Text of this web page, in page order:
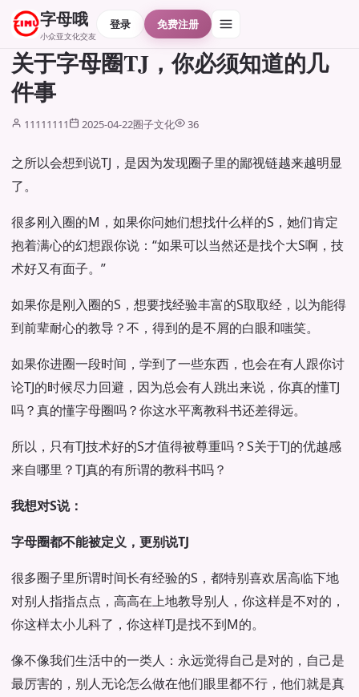
字母哦
小众亚文化交友
登录 免费注册
关于字母圈TJ，你必须知道的几
件事
11111111 2025-04-22圈子文化 36
之所以会想到说TJ，是因为发现圈子里的鄙视链越来越明显
了。
很多刚入圈的M，如果你问她们想找什么样的S，她们肯定
抱着满心的幻想跟你说：“如果可以当然还是找个大S啊，技
术好又有面子。”
如果你是刚入圈的S，想要找经验丰富的S取取经，以为能得
到前辈耐心的教导？不，得到的是不屑的白眼和嗤笑。
如果你进圈一段时间，学到了一些东西，也会在有人跟你讨
论TJ的时候尽力回避，因为总会有人跳出来说，你真的懂TJ
吗？真的懂字母圈吗？你这水平离教科书还差得远。
所以，只有TJ技术好的S才值得被尊重吗？S关于TJ的优越感
来自哪里？TJ真的有所谓的教科书吗？
我想对S说：
字母圈都不能被定义，更别说TJ
很多圈子里所谓时间长有经验的S，都特别喜欢居高临下地
对别人指指点点，高高在上地教导别人，你这样是不对的，
你这样太小儿科了，你这样TJ是找不到M的。
像不像我们生活中的一类人：永远觉得自己是对的，自己是
最厉害的，别人无论怎么做在他们眼里都不行，他们就是真